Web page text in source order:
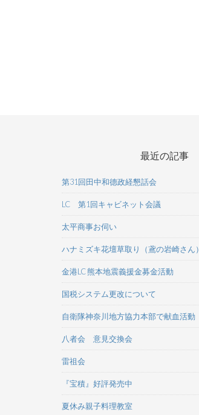
最近の記事
第31回田中和德政経懇話会
LC 第1回キャビネット会議
太平商事お伺い
ハナミズキ花壇草取り（鳶の岩崎さん）
金港LC 熊本地震義援金募金活動
国税システム更改について
自衛隊神奈川地方協力本部で献血活動
八者会 意見交換会
雷祖会
『宝積』好評発売中
夏休み親子料理教室